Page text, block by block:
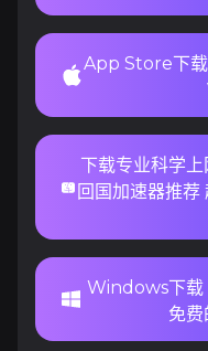
App Store下载
下载专业科学
回国加速器推
Windows下载
免